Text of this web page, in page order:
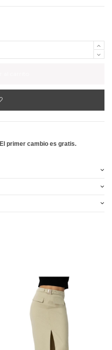
El primer cambio es gratis.